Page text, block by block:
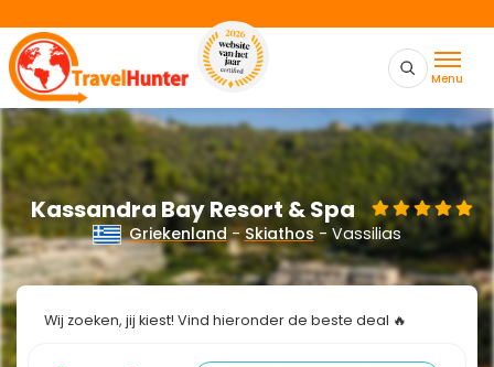
Menu
Kassandra Bay Resort & Spa
Griekenland- Skiathos - Vassilias
Wij zoeken, jij kiest! Vind hieronder de beste deal 🔥